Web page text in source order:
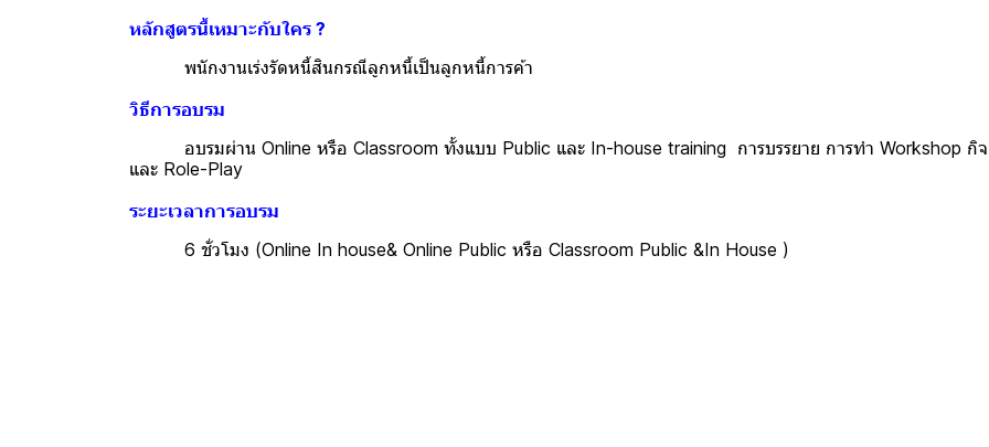
หลักสูตรนี้เหมาะกับใคร ?
พนักงานเร่งรัดหนี้สินกรณีลูกหนี้เป็นลูกหนี้การค้า
วิธีการอบรม
อบรมผ่าน Online หรือ Classroom ทั้งแบบ Public และ In-house training การบรรยาย การทำ Workshop กิ
และ Role-Play
ระยะเวลาการอบรม
6 ชั่วโมง (Online In house& Online Public หรือ Classroom Public &In House )